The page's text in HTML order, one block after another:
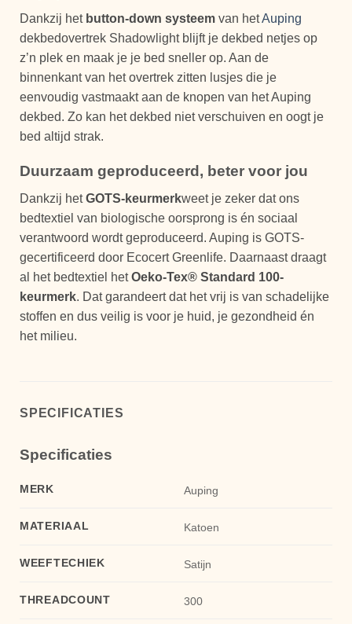
Dankzij hetbutton-down systeem van hetAuping
dekbedovertrek Shadowlight blijft je dekbed netjes op
z’n plek en maak je je bed sneller op. Aan de
binnenkant van het overtrek zitten lusjes die je
eenvoudig vastmaakt aan de knopen van het Auping
dekbed. Zo kan het dekbed niet verschuiven en oogt je
bed altijd strak.
Duurzaam geproduceerd, beter voor jou
Dankzij hetGOTS-keurmerkweet je zeker dat ons
bedtextiel van biologische oorsprong is én sociaal
verantwoord wordt geproduceerd. Auping is GOTS-
gecertificeerd door Ecocert Greenlife. Daarnaast draagt
al het bedtextiel hetOeko-Tex® Standard 100-
keurmerk. Dat garandeert dat het vrij is van schadelijke
stoffen en dus veilig is voor je huid, je gezondheid én
het milieu.
SPECIFICATIES
Specificaties
MERK Auping
MATERIAAL Katoen
WEEFTECHIEK Satijn
THREADCOUNT 300